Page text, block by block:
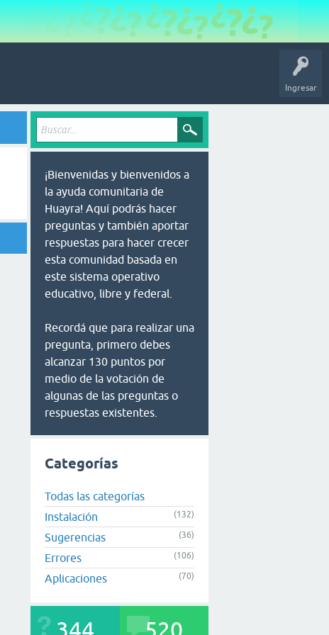
Ingresar
¡Bienvenidas y bienvenidos a
la ayuda comunitaria de
Huayra! Aquí podrás hacer
preguntas y también aportar
respuestas para hacer crecer
esta comunidad basada en
este sistema operativo
educativo, libre y federal.
Recordá que para realizar una
pregunta, primero debes
alcanzar 130 puntos por
medio de la votación de
algunas de las preguntas o
respuestas existentes.
Categorías
Todas las categorías
Instalación
(132)
Sugerencias (36)
Errores (106)
Aplicaciones (70)
344 520